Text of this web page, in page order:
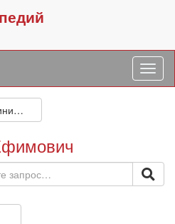
Гринин Леонид Ефимович